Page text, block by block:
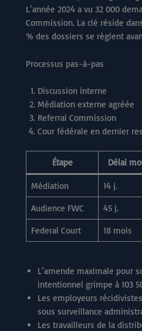
L’année 2024 a vu 32 000
Commission. La clé réside
% des dossiers se règlent
Processus pas-à-pas
Discussion interne
Médiation externe agréée
Referral Commission
Cour fédérale en dernier
Étape Délai
Médiation 14 j.
Audience FWC
45 j.
Federal Court
18 mois
L’amende maximale pour
intentionnel grimpe à 103
Les employeurs
sous surveillance
Les travailleurs de la